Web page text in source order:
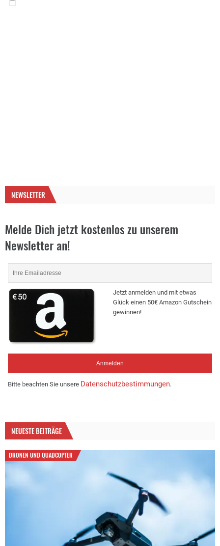
NEWSLETTER
Melde Dich jetzt kostenlos zu unserem
Newsletter an!
Jetzt anmelden und mit etwas
Glück einen 50€ Amazon Gutschein
gewinnen!
Bitte beachten Sie unsere Datenschutzbestimmungen.
NEUESTE BEITRÄGE
DRONEN UND QUADCOPTER